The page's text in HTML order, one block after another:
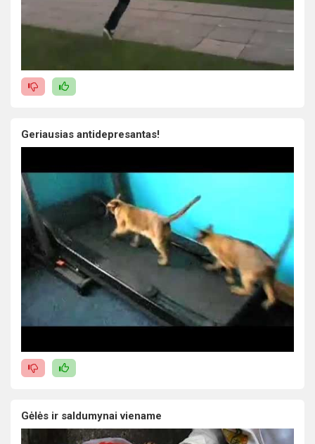
Geriausias antidepresantas!
Gėlės ir saldumynai viename